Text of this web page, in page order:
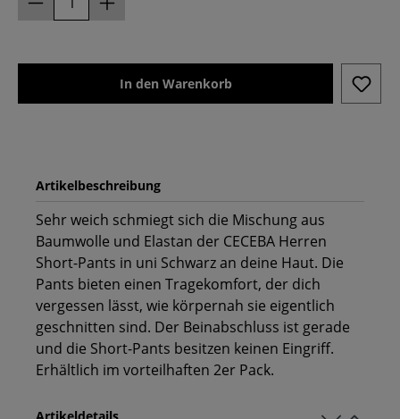
In den Warenkorb
Artikelbeschreibung
Sehr weich schmiegt sich die Mischung aus
Baumwolle und Elastan der CECEBA Herren
Short-Pants in uni Schwarz an deine Haut. Die
Pants bieten einen Tragekomfort, der dich
vergessen lässt, wie körpernah sie eigentlich
geschnitten sind. Der Beinabschluss ist gerade
und die Short-Pants besitzen keinen Eingriff.
Erhältlich im vorteilhaften 2er Pack.